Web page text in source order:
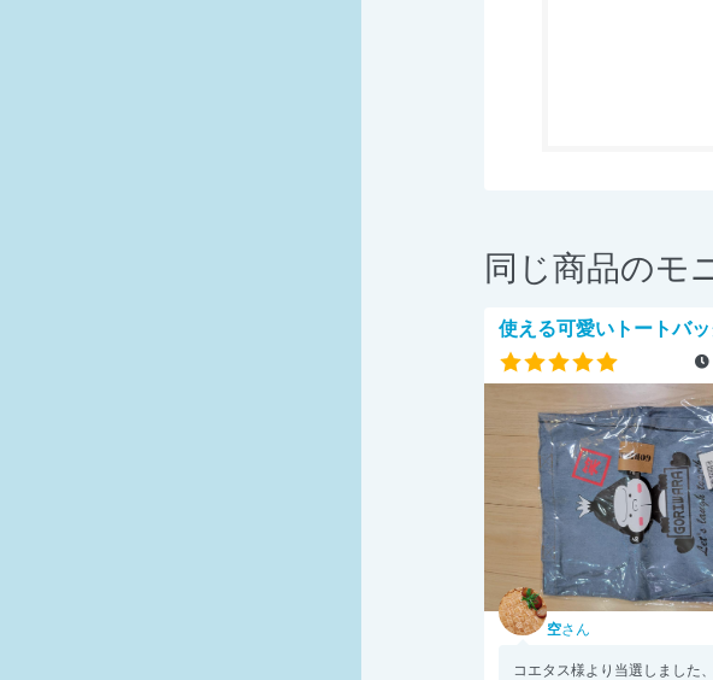
同じ商品のモ
使える可愛いトートバ
空さん
コエタス様より当選しました